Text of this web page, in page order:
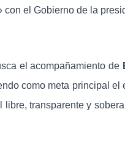
el Gobierno de la
el acompañamiento de
como meta principal
transparente y